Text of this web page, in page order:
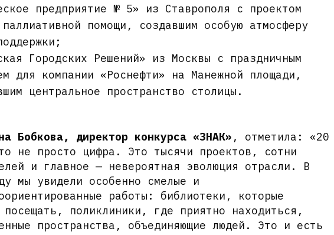
предприятие № 5» из Ставрополя с проектом
помощи, создавшим особую атмосферу
Городских Решений» из Москвы с праздничным
для компании «Роснефти» на Манежной площади,
центральное пространство столицы.
Бобкова, директор конкурса «ЗНАК» , отметила: «20
не просто цифра. Это тысячи проектов, сотни
и главное — невероятная эволюция отрасли. В
мы увидели особенно смелые и
работы: библиотеки, которые
посещать, поликлиники, где приятно находиться,
пространства, объединяющие людей. Это и есть